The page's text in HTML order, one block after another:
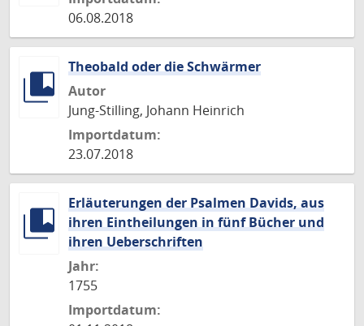
06.08.2018
Theobald oder die Schwärmer
Autor
Jung-Stilling, Johann Heinrich
Importdatum:
23.07.2018
Erläuterungen der Psalmen Davids, aus
ihren Eintheilungen in fünf Bücher und
ihren Ueberschriften
Jahr:
1755
Importdatum: